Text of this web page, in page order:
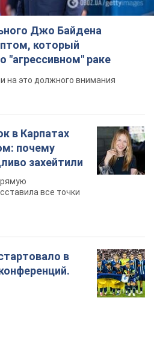
Джо Байдена
который
"агрессивном" раке
на это должного внимания
в Карпатах
почему
захейтили
все точки
в